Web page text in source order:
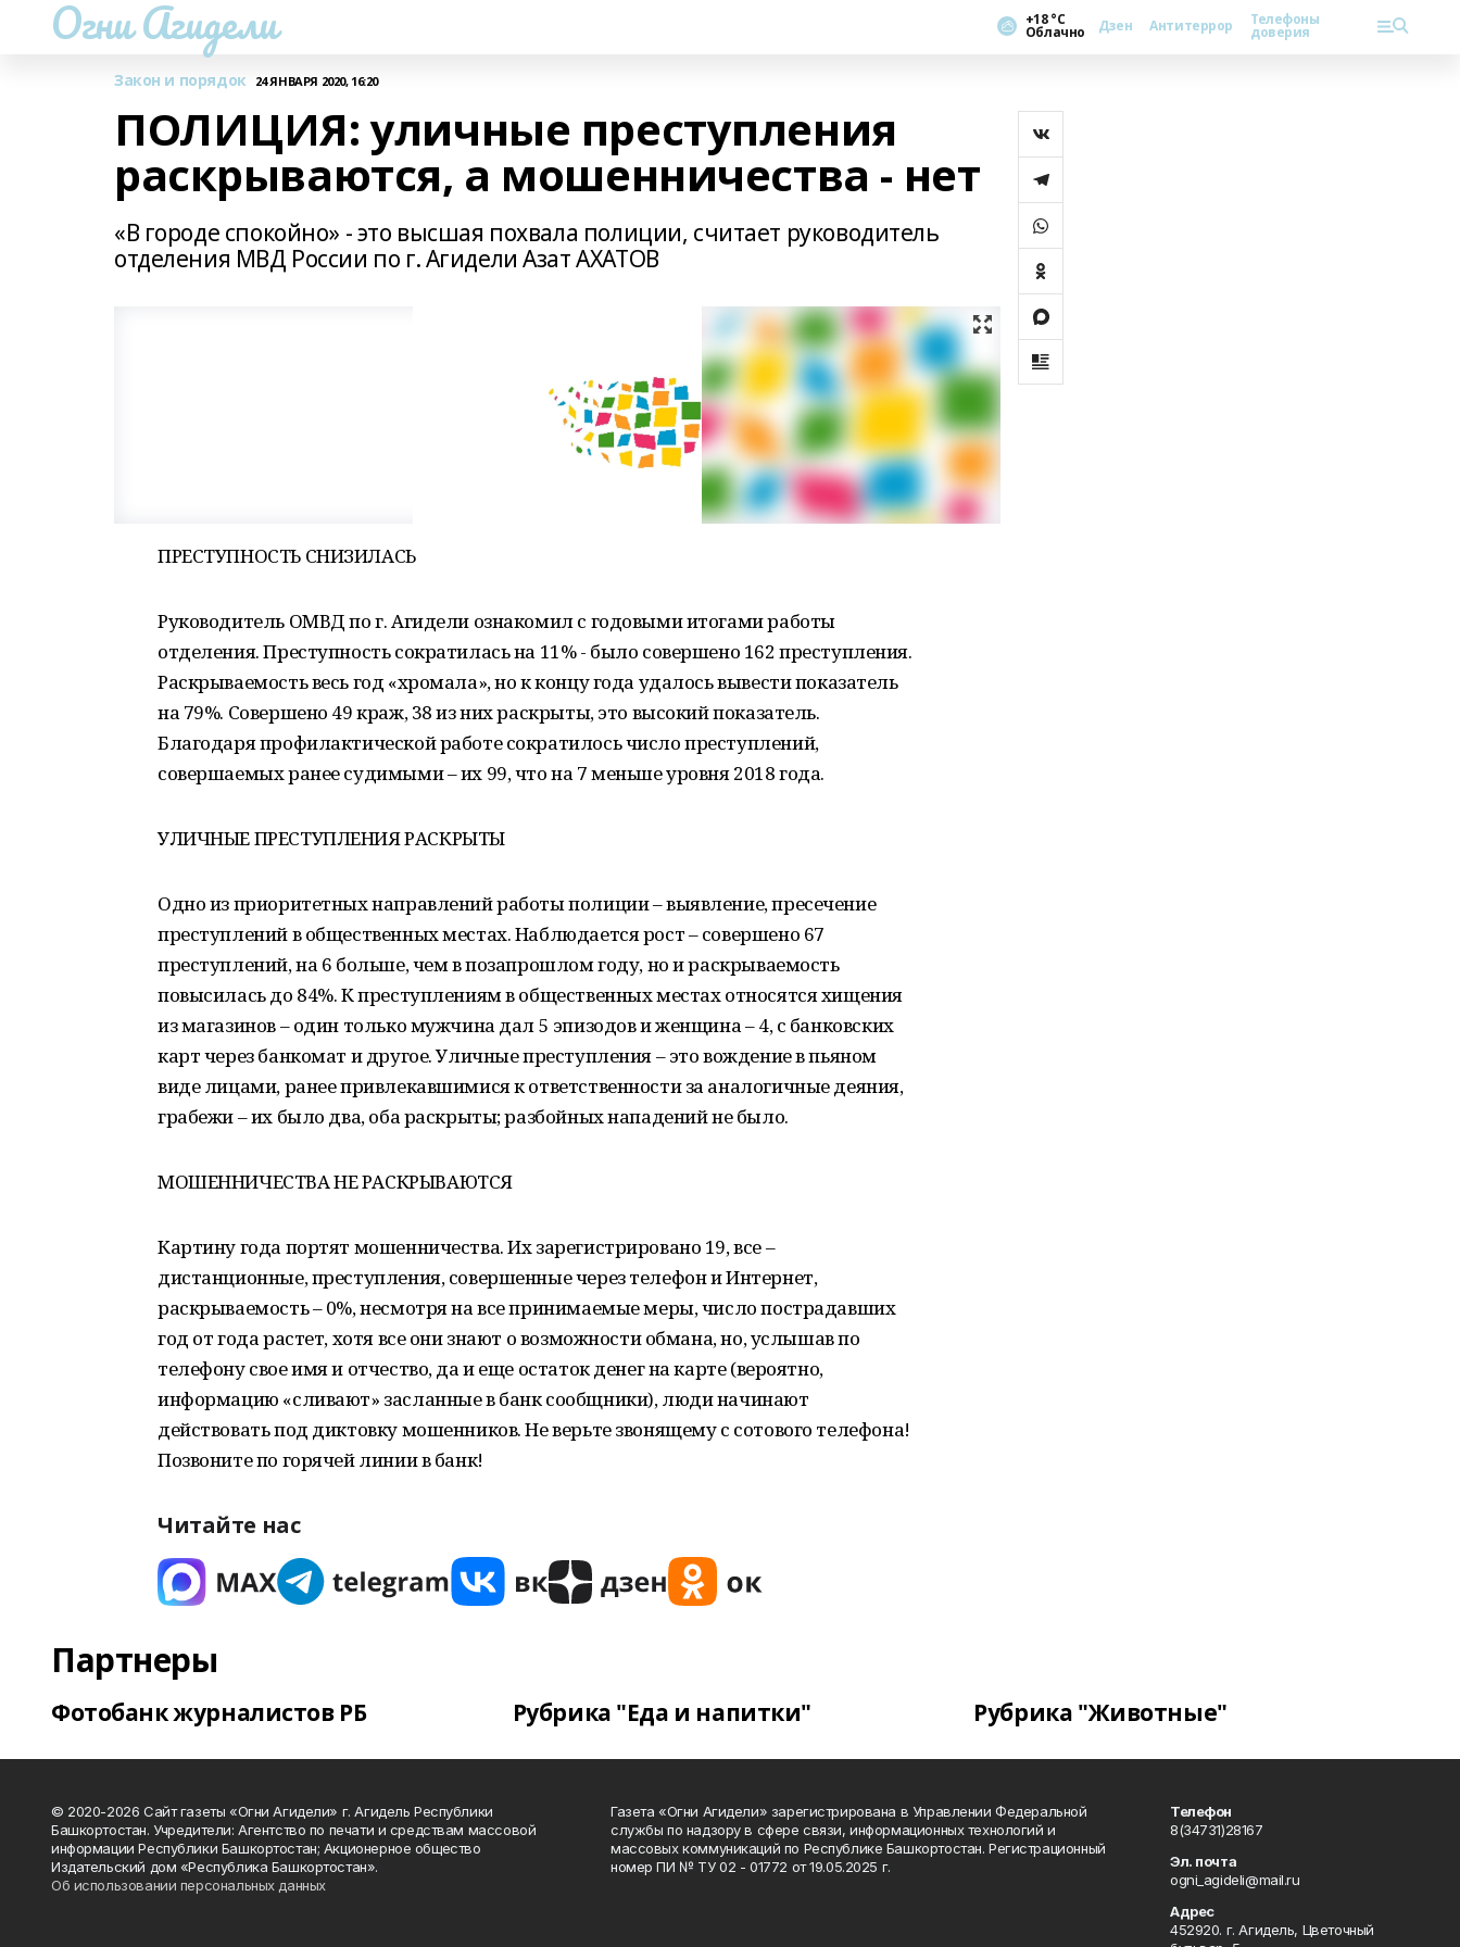
Огни Агидели +18 °С
Облачно Дзен Антитеррор Телефоны
доверия
Закон и порядок 24 ЯНВАРЯ 2020, 16:20
ПОЛИЦИЯ: уличные преступления
раскрываются, а мошенничества - нет
«В городе спокойно» - это высшая похвала полиции, считает руководитель
отделения МВД России по г. Агидели Азат АХАТОВ
ПРЕСТУПНОСТЬ СНИЗИЛАСЬ
Руководитель ОМВД по г. Агидели ознакомил с годовыми итогами работы
отделения. Преступность сократилась на 11% - было совершено 162 преступления.
Раскрываемость весь год «хромала», но к концу года удалось вывести показатель
на 79%. Совершено 49 краж, 38 из них раскрыты, это высокий показатель.
Благодаря профилактической работе сократилось число преступлений,
совершаемых ранее судимыми – их 99, что на 7 меньше уровня 2018 года.
УЛИЧНЫЕ ПРЕСТУПЛЕНИЯ РАСКРЫТЫ
Одно из приоритетных направлений работы полиции – выявление, пресечение
преступлений в общественных местах. Наблюдается рост – совершено 67
преступлений, на 6 больше, чем в позапрошлом году, но и раскрываемость
повысилась до 84%. К преступлениям в общественных местах относятся хищения
из магазинов – один только мужчина дал 5 эпизодов и женщина – 4, с банковских
карт через банкомат и другое. Уличные преступления – это вождение в пьяном
виде лицами, ранее привлекавшимися к ответственности за аналогичные деяния,
грабежи – их было два, оба раскрыты; разбойных нападений не было.
МОШЕННИЧЕСТВА НЕ РАСКРЫВАЮТСЯ
Картину года портят мошенничества. Их зарегистрировано 19, все –
дистанционные, преступления, совершенные через телефон и Интернет,
раскрываемость – 0%, несмотря на все принимаемые меры, число пострадавших
год от года растет, хотя все они знают о возможности обмана, но, услышав по
телефону свое имя и отчество, да и еще остаток денег на карте (вероятно,
информацию «сливают» засланные в банк сообщники), люди начинают
действовать под диктовку мошенников. Не верьте звонящему с сотового телефона!
Позвоните по горячей линии в банк!
Читайте нас
Партнеры
Фотобанк журналистов РБ Рубрика "Еда и напитки" Рубрика "Животные"
© 2020-2026 Сайт газеты «Огни Агидели» г. Агидель Республики
Башкортостан. Учредители: Агентство по печати и средствам массовой
информации Республики Башкортостан; Акционерное общество
Издательский дом «Республика Башкортостан».
Об использовании персональных данных
Газета «Огни Агидели» зарегистрирована в Управлении Федеральной
службы по надзору в сфере связи, информационных технологий и
массовых коммуникаций по Республике Башкортостан. Регистрационный
номер ПИ № ТУ 02 - 01772 от 19.05.2025 г.
Телефон
8(34731)28167
Эл. почта
ogni_agideli@mail.ru
Адрес
452920. г. Агидель, Цветочный